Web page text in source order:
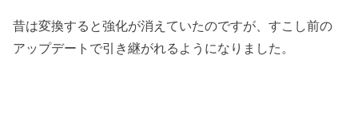
昔は変換すると強化が消えていたのですが、すこし前の
アップデートで引き継がれるようになりました。